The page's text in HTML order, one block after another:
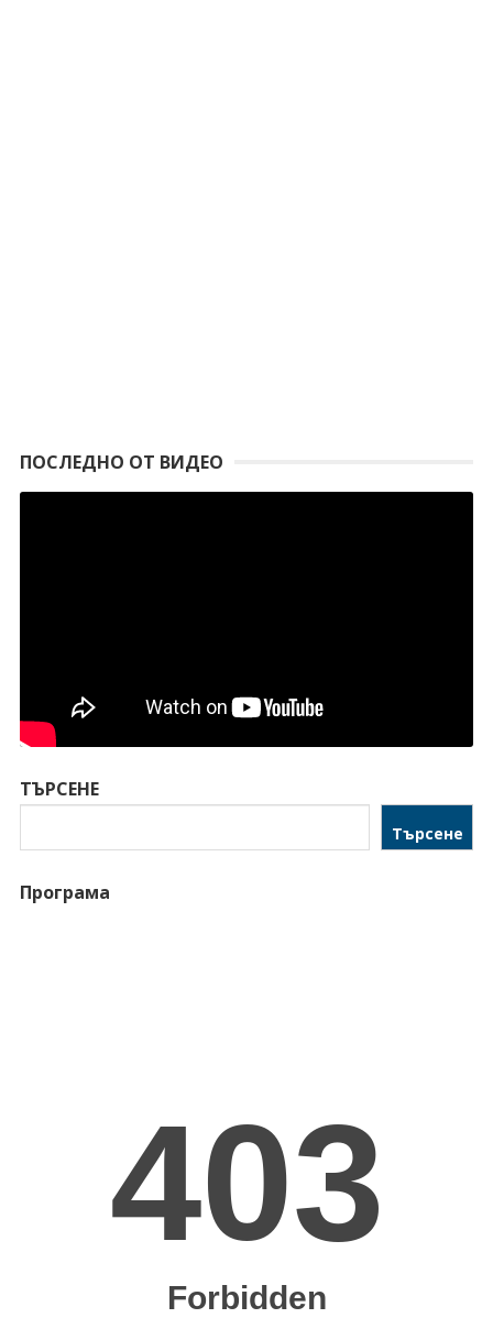
ПОСЛЕДНО ОТ ВИДЕО
ТЪРСЕНЕ
Търсене
Програма